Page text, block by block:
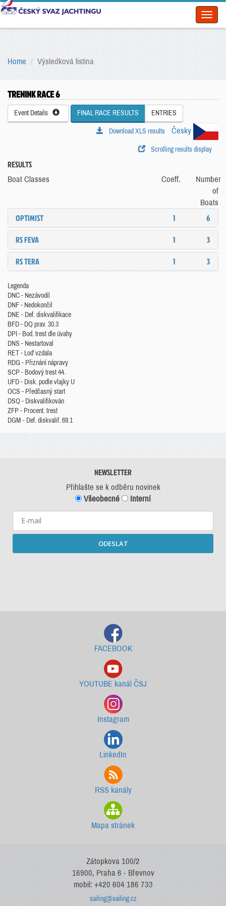
Home Výsledková listina
TRENINK RACE 6
Event Details FINAL RACE RESULTS ENTRIES
Česky
Download XLS results
Scrolling results display
RESULTS
Boat Classes Coeff.
Number
of
Boats
OPTIMIST 1
6
RS FEVA
1
3
RS TERA
1 3
Legenda
DNC - Nezávodil
DNF - Nedokončil
DNE - Def. diskvalifikace
BFD - DQ prav. 30.3
DPI - Bod. trest dle úvahy
DNS - Nestartoval
RET - Loď vzdala
RDG - Přiznání nápravy
SCP - Bodový trest 44.
UFD - Disk. podle vlajky U
OCS - Předčasný start
DSQ - Diskvalifikován
ZFP - Procent. trest
DGM - Def. diskvalif. 69.1
NEWSLETTER
Přihlašte se k odběru novinek
Všeobecné
Interní
ODESLAT
FACEBOOK
YOUTUBE kanál ČSJ
Instagram
LinkedIn
RSS kanály
Mapa stránek
Zátopkova 100/2
16900, Praha 6 - Břevnov
mobil: +420 604 186 733
sailing@sailing.cz